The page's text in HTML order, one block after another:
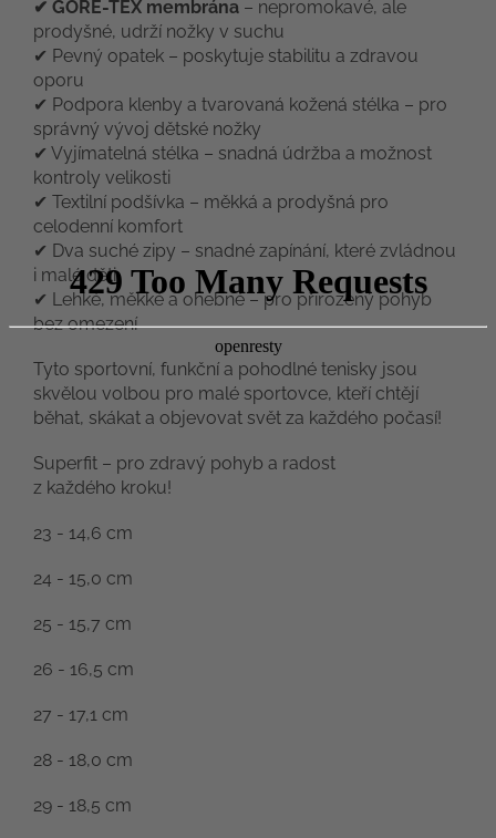
✔ GORE-TEX membrána – nepromokavé, ale
prodyšné, udrží nožky v suchu
✔ Pevný opatek – poskytuje stabilitu a zdravou
oporu
✔ Podpora klenby a tvarovaná kožená stélka – pro
správný vývoj dětské nožky
✔ Vyjímatelná stélka – snadná údržba a možnost
kontroly velikosti
✔ Textilní podšívka – měkká a prodyšná pro
celodenní komfort
✔ Dva suché zipy – snadné zapínání, které zvládnou
i malé děti
✔ Lehké, měkké a ohebné – pro přirozený pohyb
bez omezení
Tyto sportovní, funkční a pohodlné tenisky jsou
skvělou volbou pro malé sportovce, kteří chtějí
běhat, skákat a objevovat svět za každého počasí!
Superfit – pro zdravý pohyb a radost
z každého kroku!
23 - 14,6 cm
24 - 15,0 cm
25 - 15,7 cm
26 - 16,5 cm
27 - 17,1 cm
28 - 18,0 cm
29 - 18,5 cm